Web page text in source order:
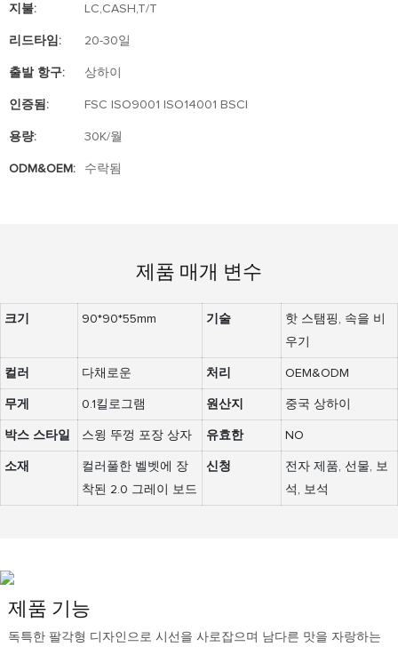
지불: LC,CASH,T/T
리드타임: 20-30일
출발 항구: 상하이
인증됨: FSC ISO9001 ISO14001 BSCI
용량: 30K/월
ODM&OEM: 수락됨
제품 매개 변수
크기 90*90*55mm 기술
핫 스탬핑, 속을 비
우기
컬러 다채로운 처리 OEM&ODM
무게 0.1킬로그램 원산지 중국 상하이
박스 스타일 스윙 뚜껑 포장 상자 유효한 NO
소재
컬러풀한 벨벳에 장
착된 2.0 그레이 보드
신청
전자 제품, 선물, 보
석, 보석
제품 기능
독특한 팔각형 디자인으로 시선을 사로잡으며 남다른 맛을 자랑하는